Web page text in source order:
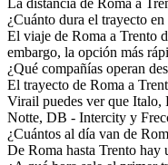
La distancia de Roma a
¿Cuánto dura el trayecto
El viaje de Roma a Trento
embargo, la opción más
¿Qué compañías operan
El trayecto de Roma a
Virail puedes ver que Italo,
Notte, DB - Intercity y
¿Cuántos al día van de
De Roma hasta Trento hay